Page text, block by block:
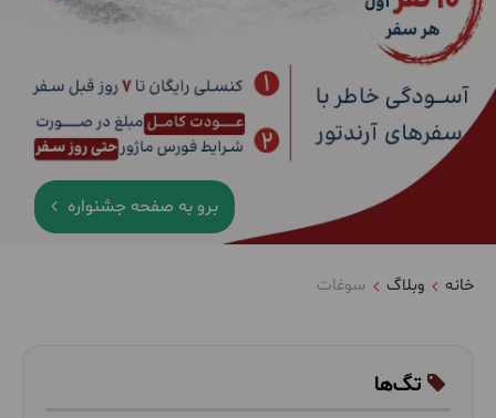
برو به صفحه جشنواره
خانه وبلاگ سوغات
تگ‌ها